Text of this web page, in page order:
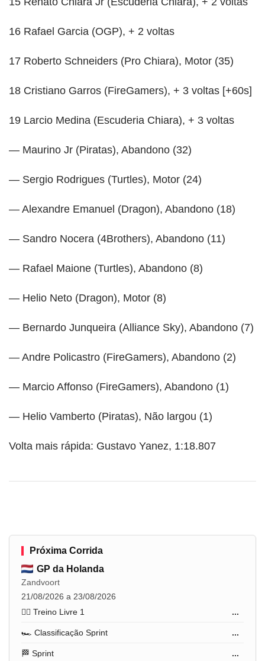
16 Rafael Garcia (OGP), + 2 voltas
17 Roberto Schneiders (Pro Chiara), Motor (35)
18 Cristiano Garros (FireGamers), + 3 voltas [+60s]
19 Larcio Medina (Escuderia Chiara), + 3 voltas
— Maurino Jr (Piratas), Abandono (32)
— Sergio Rodrigues (Turtles), Motor (24)
— Alexandre Emanuel (Dragon), Abandono (18)
— Sandro Nocera (4Brothers), Abandono (11)
— Rafael Maione (Turtles), Abandono (8)
— Helio Neto (Dragon), Motor (8)
— Bernardo Junqueira (Alliance Sky), Abandono (7)
— Andre Policastro (FireGamers), Abandono (2)
— Marcio Affonso (FireGamers), Abandono (1)
— Helio Vamberto (Piratas), Não largou (1)
Volta mais rápida: Gustavo Yanez, 1:18.807
Próxima Corrida
GP da Holanda
Zandvoort
21/08/2026 a 23/08/2026
🏋️‍♂️ Treino Livre 1
...
🏎️ Classificação Sprint ...
🏁 Sprint ...